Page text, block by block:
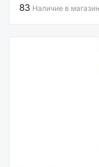
83 Наличие в